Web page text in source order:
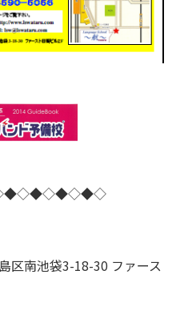
区南池袋3-18-30 ファース